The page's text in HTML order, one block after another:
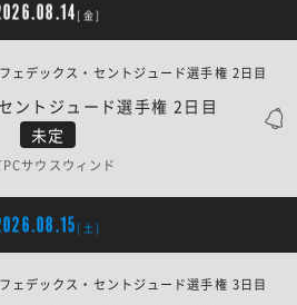
[金]
未定
ントジュード選手権 2日目
デックス・セントジュード選手権 2日目
サウスウィンド
[土]
デックス・セントジュード選手権 3日目